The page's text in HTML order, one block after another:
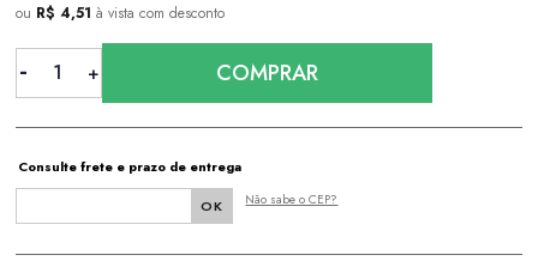
ou R$ 4,51à vista com desconto
COMPRAR
Consulte frete e prazo de entrega
Não sabe o CEP?